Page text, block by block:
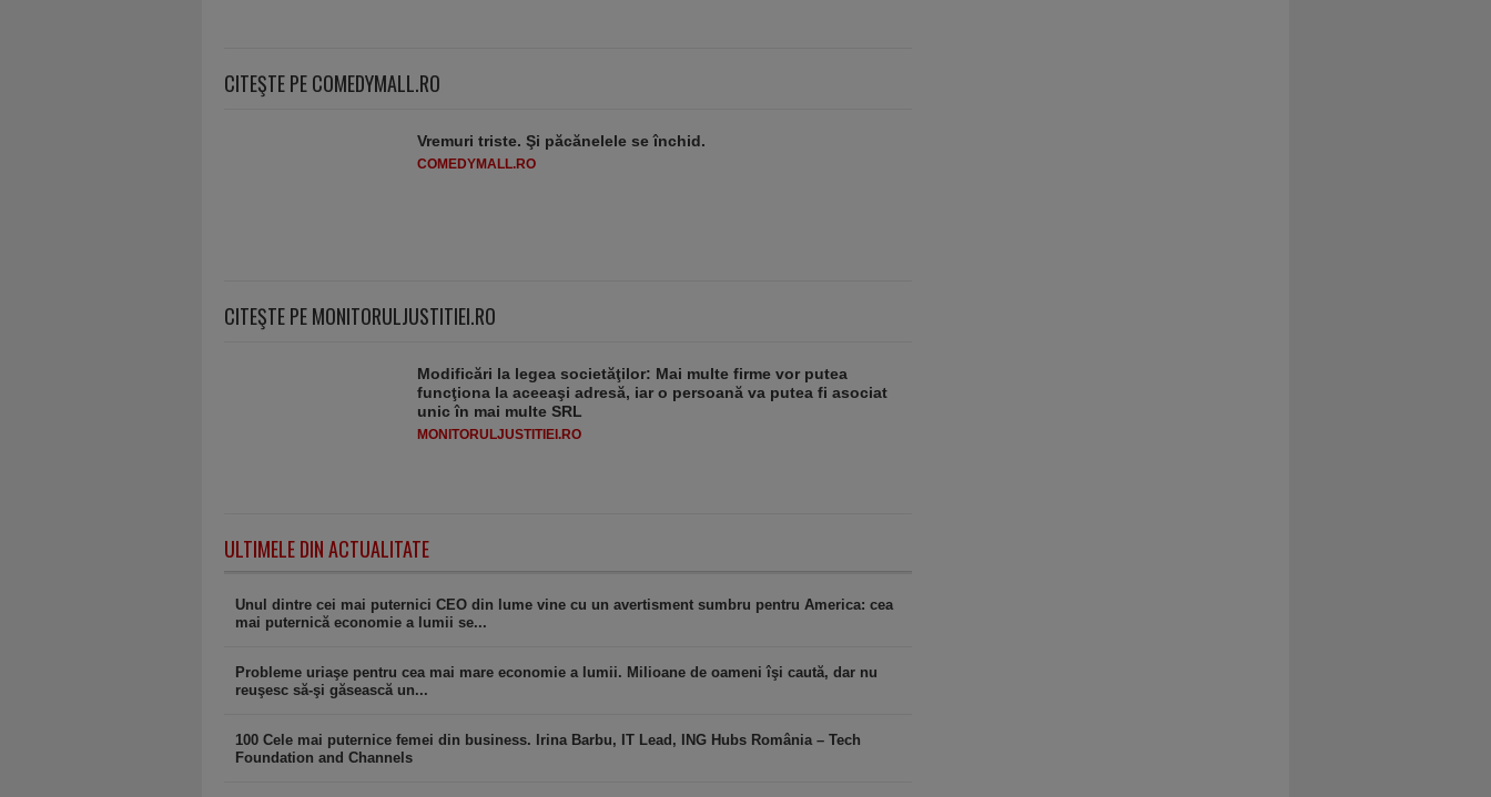
CITEŞTE PE COMEDYMALL.RO
Vremuri triste. Şi păcănelele se închid.
COMEDYMALL.RO
CITEŞTE PE MONITORULJUSTITIEI.RO
Modificări la legea societăţilor: Mai multe firme vor putea
funcţiona la aceeaşi adresă, iar o persoană va putea fi asociat
unic în mai multe SRL
MONITORULJUSTITIEI.RO
ULTIMELE DIN ACTUALITATE
Unul dintre cei mai puternici CEO din lume vine cu un avertisment sumbru pentru America: cea
mai puternică economie a lumii se...
Probleme uriaşe pentru cea mai mare economie a lumii. Milioane de oameni îşi caută, dar nu
reuşesc să-şi găsească un...
100 Cele mai puternice femei din business. Irina Barbu, IT Lead, ING Hubs România – Tech
Foundation and Channels